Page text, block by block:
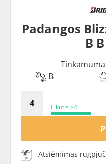
Padangos
B
B
Likutis >4
Atsiėmimas